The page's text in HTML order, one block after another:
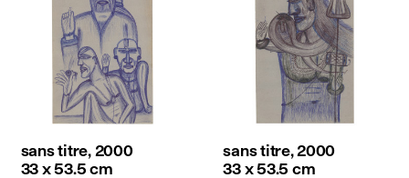
sans titre, 2000
33 x 53.5 cm
sans titre, 2000
33 x 53.5 cm